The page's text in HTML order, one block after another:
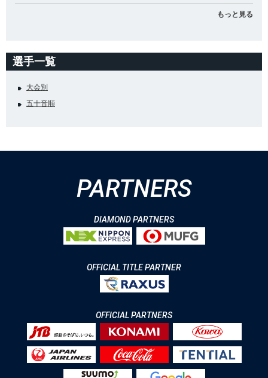
もっと見る
選手一覧
大会別
五十音順
PARTNERS
DIAMOND PARTNERS
OFFICIAL TITLE PARTNER
OFFICIAL PARTNERS